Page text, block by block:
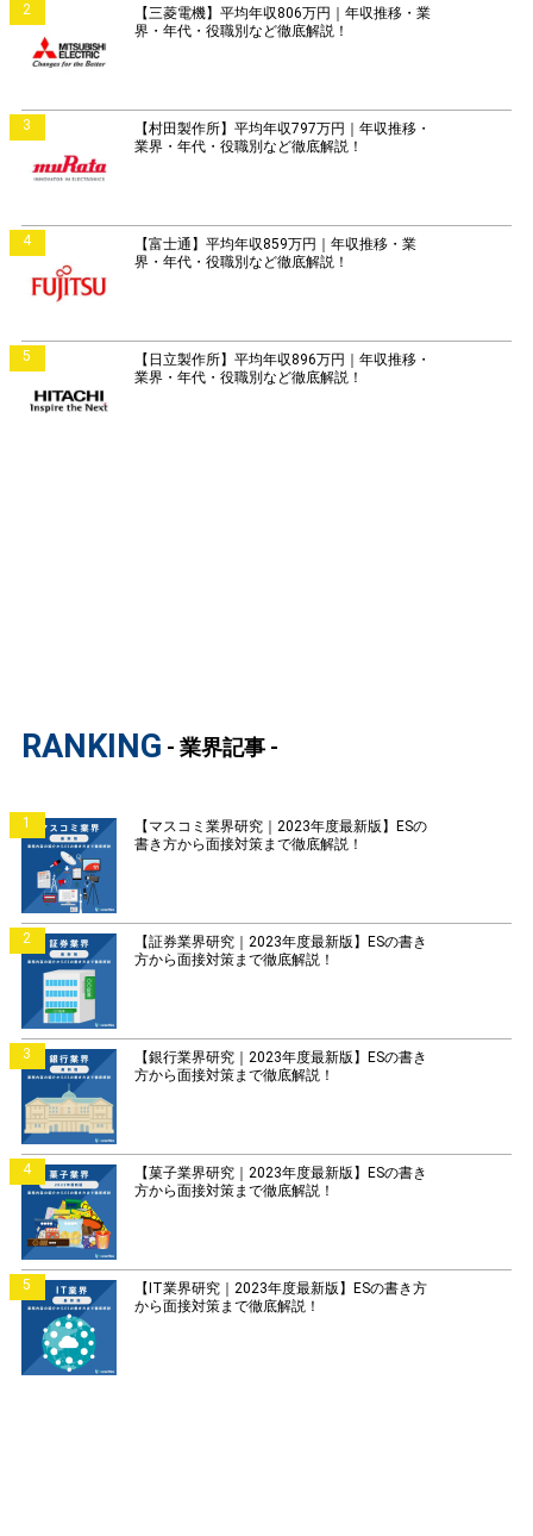
2
【三菱電機】平均年収806万円｜年収推移・業
界・年代・役職別など徹底解説！
3
【村田製作所】平均年収797万円｜年収推移・
業界・年代・役職別など徹底解説！
4
【富士通】平均年収859万円｜年収推移・業
界・年代・役職別など徹底解説！
5
【日立製作所】平均年収896万円｜年収推移・
業界・年代・役職別など徹底解説！
RANKING - 業界記事 -
1
【マスコミ業界研究｜2023年度最新版】ESの
書き方から面接対策まで徹底解説！
2
【証券業界研究｜2023年度最新版】ESの書き
方から面接対策まで徹底解説！
3
【銀行業界研究｜2023年度最新版】ESの書き
方から面接対策まで徹底解説！
4
【菓子業界研究｜2023年度最新版】ESの書き
方から面接対策まで徹底解説！
5
【IT業界研究｜2023年度最新版】ESの書き方
から面接対策まで徹底解説！